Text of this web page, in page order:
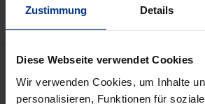
Zustimmung Details
Diese Webseite verwendet Cookies
Wir verwenden Cookies, um Inhalte
personalisieren, Funktionen für
Bibliographical data